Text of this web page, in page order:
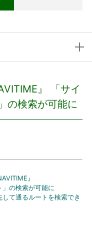
』 「サイ
の検索が可能に
』
」の検索が可能に
て通るルートを検索でき